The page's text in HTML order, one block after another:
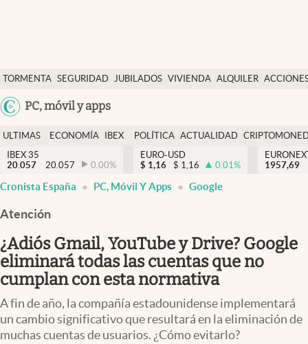
TORMENTA SEGURIDAD JUBILADOS VIVIENDA ALQUILER
USA
PC, móvil y apps
Economía y finanzas
Política
Actualidad
Criptomonedas
España
ULTIMAS
NOTICIAS
ECONOMÍA
FINANZAS
IBEX
EURO
POLÍTICA ACTUALIDAD
IBEX 35
20.057
20.057 0.00%
EURO-USD
$ 1,16 $ 1,16 0.01%
1957,69
Cronista España PC, Móvil Y Apps Google
Atención
¿Adiós Gmail, YouTube y Drive? Google
eliminará todas las cuentas que no
cumplan con esta normativa
A fin de año, la compañía estadounidense implementará
un cambio significativo que resultará en la eliminación de
muchas cuentas de usuarios. ¿Cómo evitarlo?